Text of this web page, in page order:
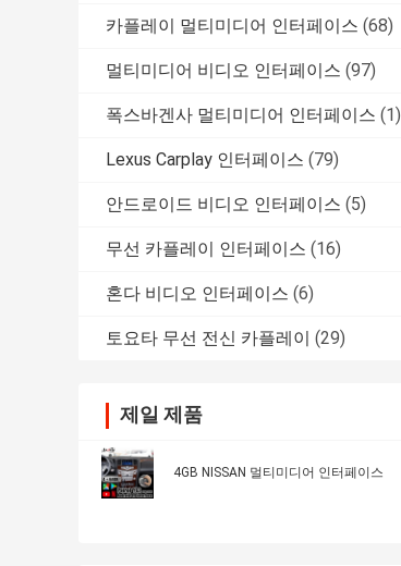
카플레이 멀티미디어 인터페이스 (68)
멀티미디어 비디오 인터페이스 (97)
폭스바겐사 멀티미디어 인터페이스 (1)
Lexus Carplay 인터페이스 (79)
안드로이드 비디오 인터페이스 (5)
무선 카플레이 인터페이스 (16)
혼다 비디오 인터페이스 (6)
토요타 무선 전신 카플레이 (29)
제일 제품
4GB NISSAN 멀티미디어 인터페이스